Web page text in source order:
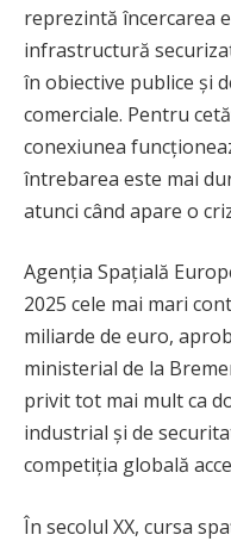
reprezintă încercarea
infrastructură
în obiective publice și
comerciale. Pentru
conexiunea
întrebarea este mai
atunci când apare o
Agenția Spațială
2025 cele mai mari
miliarde de euro,
ministerial de la
privit tot mai mult ca
industrial și de
competiția globală
În secolul XX, cursa